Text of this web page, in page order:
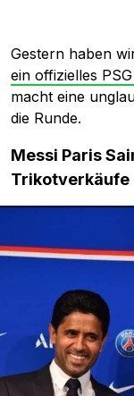
Gestern haben
ein offizielles
macht eine
die Runde.
Messi Paris
Trikotverkäufe